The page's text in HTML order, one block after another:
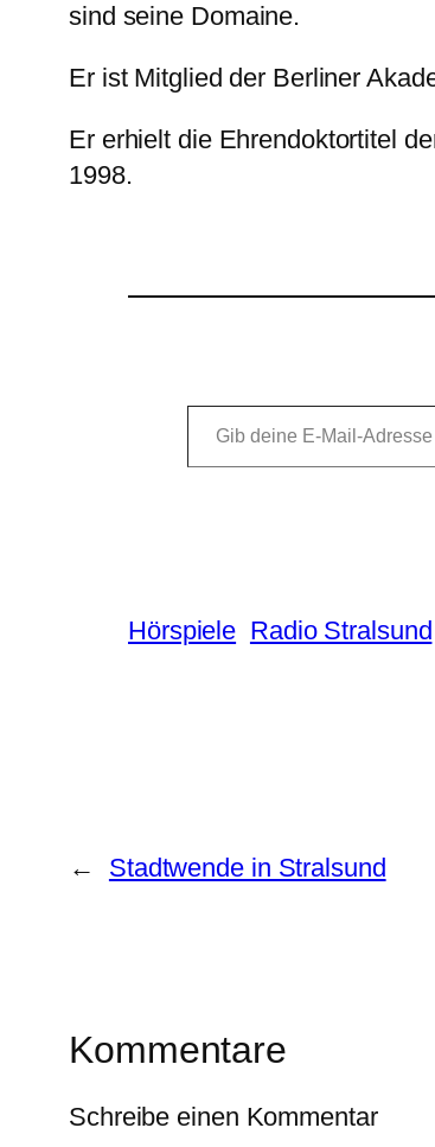
sind seine Domaine.
Er ist Mitglied der Berliner
Er erhielt die Ehrendoktortitel
1998.
Gib deine E-Mail-Adresse ein …
Hörspiele Radio Stralsund
← Stadtwende in Stralsund
Kommentare
Schreibe einen Kommentar